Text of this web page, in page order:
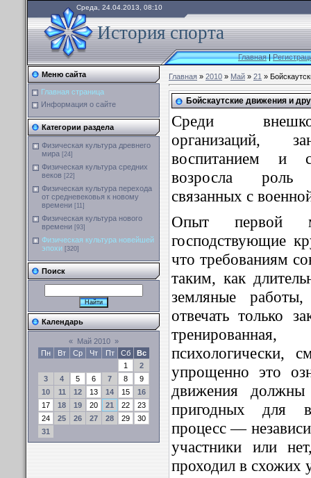
Среда, 24.04.2013, 08:10
История спорта
Главная|
Меню сайта
Главная страница
Информация о сайте
Категории раздела
Физическая культура древнего
мира [24]
Физическая культура средних
веков [22]
Физическая культура перехода
от средневековья к новому
времени [11]
Физическая культура нового
времени [93]
Физическая культура новейшей
эпохи [320]
Поиск
Календарь
« Май 2010 »
Пн
Вт Ср Чт Пт Сб
Вс
1
2
3
4 5 6 7 8
9
10
11 12 13 14 15
16
17
18 19 20 21 22
23
24
25 26 27 28 29
30
31
Главная»2010»Май»21»
Бойскаутские движения и
Среди
организаций,
воспитанием и
возросла роль
связанных с
Опыт первой
господствующие
что требованиям
таким, как
земляные
отвечать только
тренированная,
психологически,
упрощенно это
движения
пригодных для
процесс —
участники или
проходил в схожих